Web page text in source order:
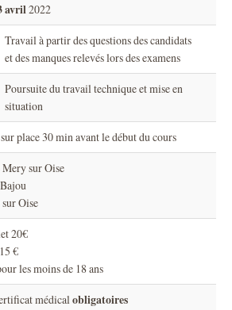
avril2022
Travail à partir des questions des candidats
et des manques relevés lors des examens
Poursuite du travail technique et mise en
situation
place 30 min avant le début du cours
Mery sur Oise
Oise
20€
€
les moins de 18 ans
médicalobligatoires